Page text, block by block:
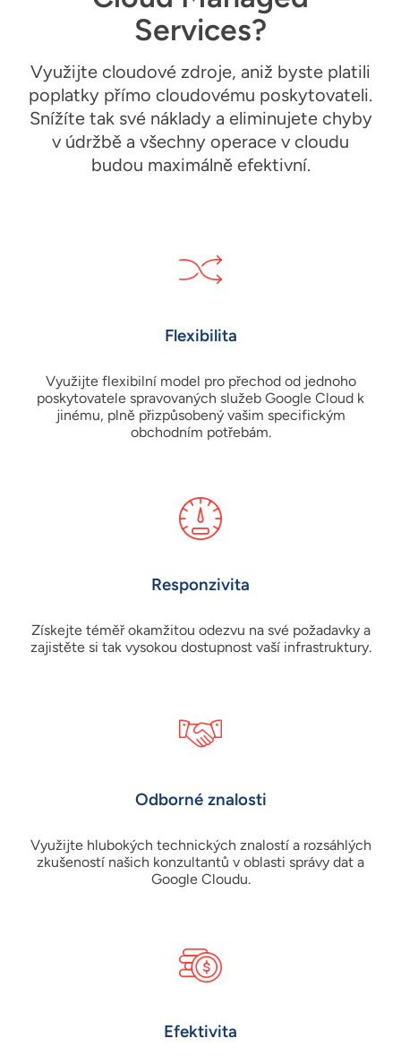
Services?
Využijte cloudové zdroje, aniž byste platili
poplatky přímo cloudovému poskytovateli.
Snížíte tak své náklady a eliminujete chyby
v údržbě a všechny operace v cloudu
budou maximálně efektivní.
Flexibilita
Využijte flexibilní model pro přechod od jednoho
poskytovatele spravovaných služeb Google Cloud k
jinému, plně přizpůsobený vašim specifickým
obchodním potřebám.
Responzivita
Získejte téměř okamžitou odezvu na své požadavky a
zajistěte si tak vysokou dostupnost vaší infrastruktury.
Odborné znalosti
Využijte hlubokých technických znalostí a rozsáhlých
zkušeností našich konzultantů v oblasti správy dat a
Google Cloudu.
Efektivita